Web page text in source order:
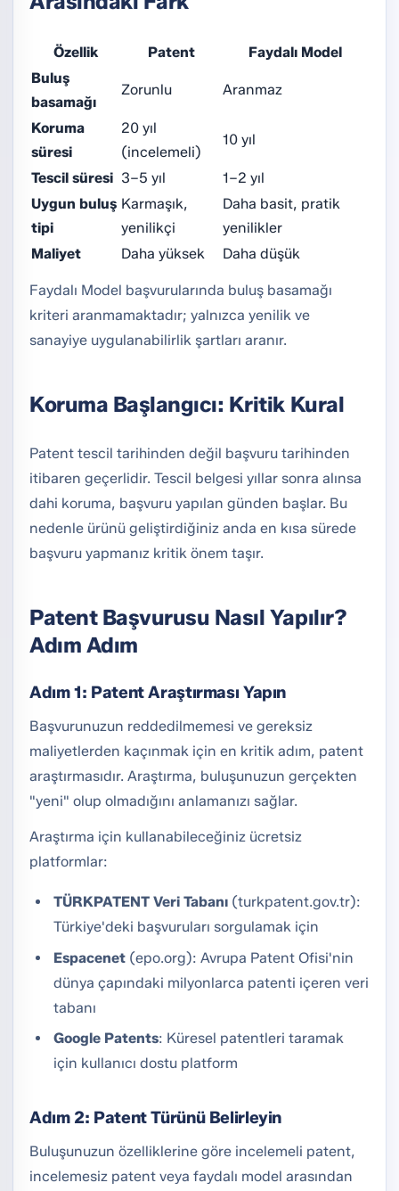
Özellik Patent
Faydalı Model
Buluş
basamağı
Zorunlu Aranmaz
Koruma
süresi
20 yıl
(incelemeli)
10 yıl
Tescil süresi 3–5 yıl
1–2 yıl
Uygun buluş
tipi
Karmaşık,
yenilikçi
Daha basit, pratik
yenilikler
Maliyet
Daha yüksek Daha düşük
Faydalı Model başvurularında buluş basamağı
kriteri aranmamaktadır; yalnızca yenilik ve
sanayiye uygulanabilirlik şartları aranır.
Koruma Başlangıcı: Kritik Kural
Patent tescil tarihinden değil başvuru tarihinden
itibaren geçerlidir. Tescil belgesi yıllar sonra alınsa
dahi koruma, başvuru yapılan günden başlar. Bu
nedenle ürünü geliştirdiğiniz anda en kısa sürede
başvuru yapmanız kritik önem taşır.
Patent Başvurusu Nasıl Yapılır?
Adım Adım
Adım 1: Patent Araştırması Yapın
Başvurunuzun reddedilmemesi ve gereksiz
maliyetlerden kaçınmak için en kritik adım, patent
araştırmasıdır. Araştırma, buluşunuzun gerçekten
"yeni" olup olmadığını anlamanızı sağlar.
Araştırma için kullanabileceğiniz ücretsiz
platformlar:
TÜRKPATENT Veri Tabanı (turkpatent.gov.tr):
Türkiye'deki başvuruları sorgulamak için
Espacenet (epo.org): Avrupa Patent Ofisi'nin
dünya çapındaki milyonlarca patenti içeren veri
tabanı
Google Patents: Küresel patentleri taramak
için kullanıcı dostu platform
Adım 2: Patent Türünü Belirleyin
Buluşunuzun özelliklerine göre incelemeli patent,
incelemesiz patent veya faydalı model arasından